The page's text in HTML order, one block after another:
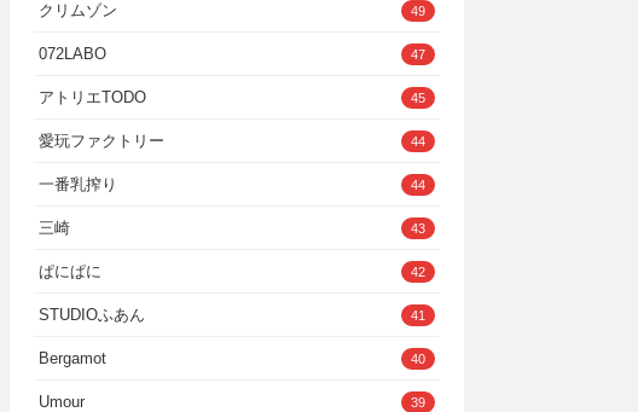
クリムゾン 49
072LABO 47
アトリエTODO 45
愛玩ファクトリー 44
一番乳搾り 44
三崎 43
ぱにぱに 42
STUDIOふあん 41
Bergamot 40
Umour 39